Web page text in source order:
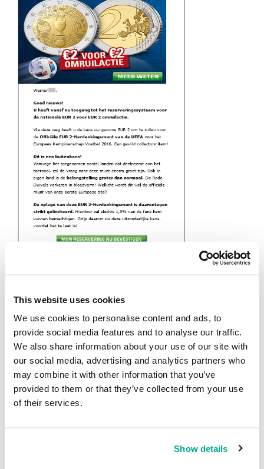
This website uses cookies
We use cookies to personalise content and ads, to
provide social media features and to analyse our traffic.
We also share information about your use of our site with
our social media, advertising and analytics partners who
may combine it with other information that you’ve
provided to them or that they’ve collected from your use
of their services.
Show details
Podemos pronosticar que a medida de que se acerque la fecha del
fraudulento: es posible que los atacantes no se limiten a las
loterías falsas, y empiecen a enviar diferentes mensajes
ofreciendo sorteos de entradas para el torneo, como sucedió en la
víspera del
mundial de fútbol en Brasil
. También es probable que
aumente la cantidad de spam orientado a los habitantes de
Francia, que será la sede de la Eurocopa.
MENSAJES DE SPAM
Los spammers están listos para la Eurocopa